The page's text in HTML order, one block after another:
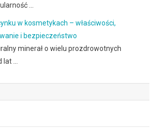
…
w kosmetykach – właściwości,
i bezpieczeństwo
minerał o wielu prozdrowotnych
…